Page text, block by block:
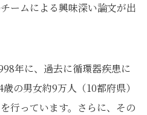
ームによる興味深い論文が出
年に、過去に循環器疾患に
の男女約9万人（10都府県）
行っています。さらに、その